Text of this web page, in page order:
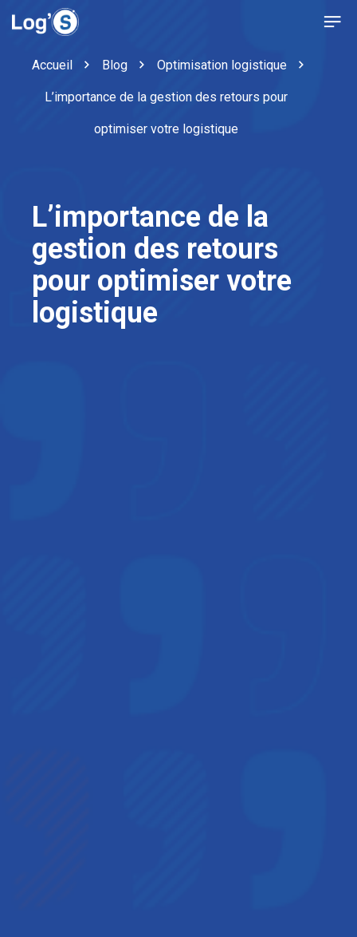
Accueil Blog Optimisation logistique
L’importance de la gestion des retours pour
optimiser votre logistique
L’importance de la
gestion des retours
pour optimiser votre
logistique